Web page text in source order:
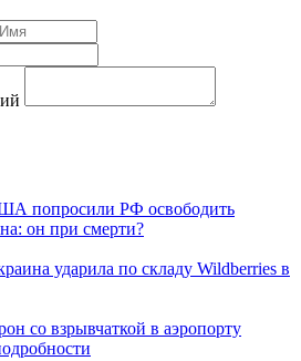
попросили РФ освободить
он при смерти?
ударила по складу Wildberries в
со взрывчаткой в аэропорту